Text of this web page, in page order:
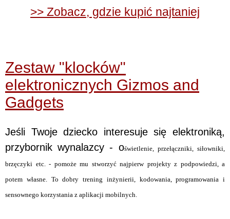
>> Zobacz, gdzie kupić najtaniej
Zestaw "klocków"
elektronicznych Gizmos and
Gadgets
Jeśli Twoje dziecko interesuje się elektroniką,
przybornik wynalazcy - oświetlenie, przełączniki, siłowniki,
brzęczyki etc. - pomoże mu stworzyć najpierw projekty z podpowiedzi, a
potem własne. To dobry trening inżynierii, kodowania, programowania i
sensownego korzystania z aplikacji mobilnych.